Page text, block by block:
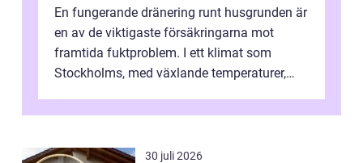
En fungerande dränering runt husgrunden är
en av de viktigaste försäkringarna mot
framtida fuktproblem. I ett klimat som
Stockholms, med växlande temperaturer,
30 juli 2026